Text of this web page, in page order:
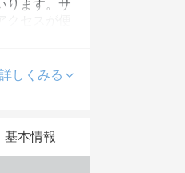
ります。サ
セスが便
客様の美
詳しくみる
基本情報